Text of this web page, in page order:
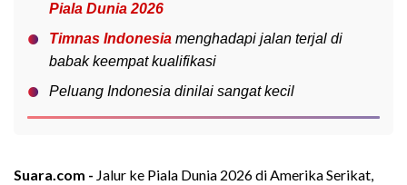
Piala Dunia 2026
Timnas Indonesia menghadapi jalan terjal di
babak keempat kualifikasi
Peluang Indonesia dinilai sangat kecil
Suara.com - Jalur ke Piala Dunia 2026 di Amerika Serikat,